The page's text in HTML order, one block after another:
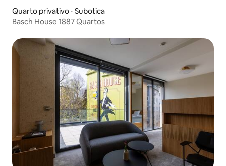
Quarto privativo ⋅ Subotica
Basch House 1887 Quartos